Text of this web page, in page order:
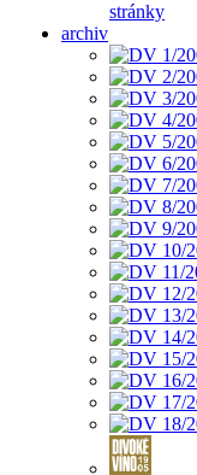
stránky
archiv